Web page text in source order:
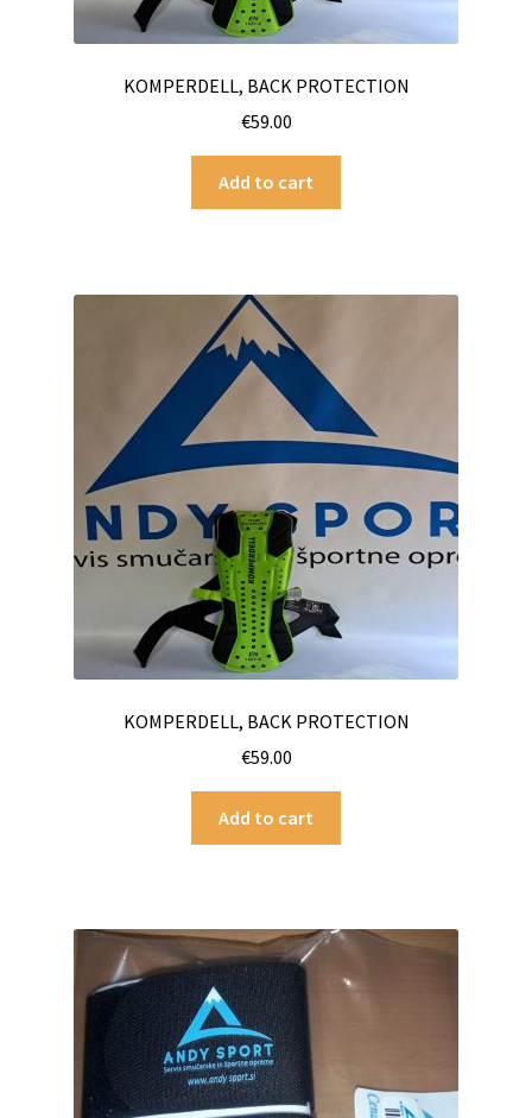
KOMPERDELL, BACK PROTECTION
€59.00
Add to cart
KOMPERDELL, BACK PROTECTION
€59.00
Add to cart